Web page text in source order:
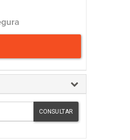
CONSULTAR